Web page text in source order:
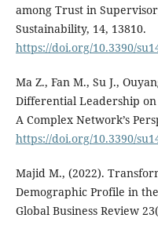
among Trust in
Sustainability, 14, 13810.
https://doi.org/10.3390/
Ma Z., Fan M., Su J.,
Differential Leadership
A Complex Network’s
https://doi.org/10.3390/
Majid M., (2022).
Demographic Profile in
Global Business Review